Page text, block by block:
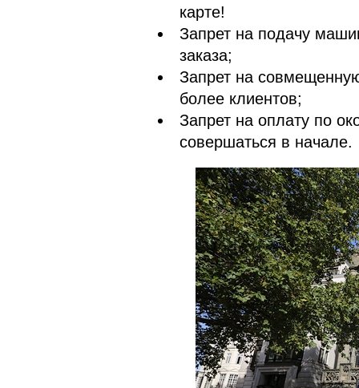
карте!
Запрет на подачу
заказа;
Запрет на
более клиентов;
Запрет на оплату по
совершаться в начале.